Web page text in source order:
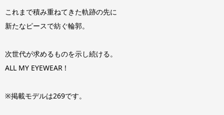
これまで積み重ねてきた軌跡の先に
新たなピースで紡ぐ輪郭。
次世代が求めるものを示し続ける。
ALL MY EYEWEAR !
※掲載モデルは269です。